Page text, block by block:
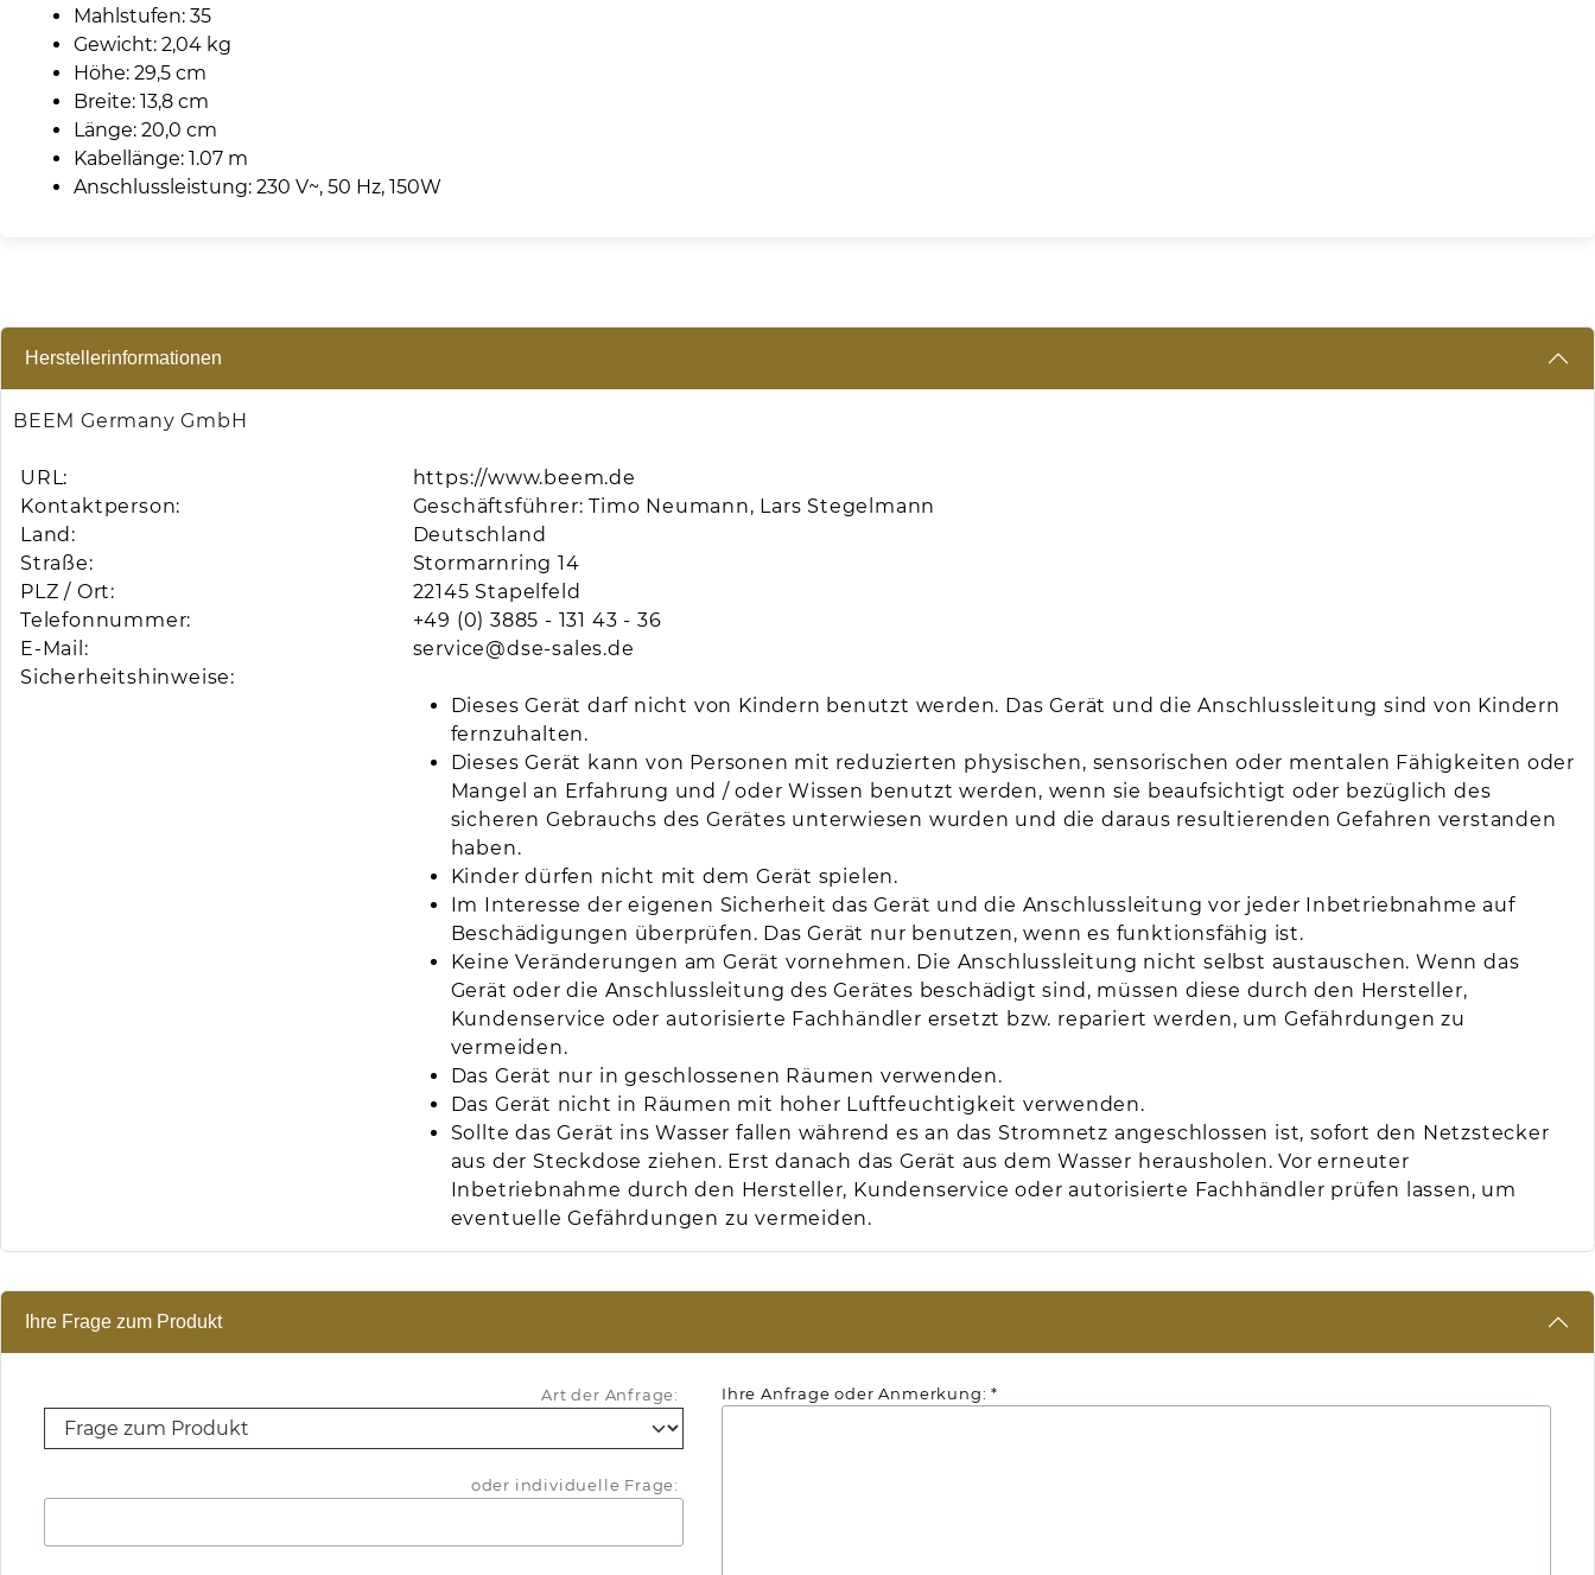
Mahlstufen: 35
Gewicht: 2,04 kg
Höhe: 29,5 cm
Breite: 13,8 cm
Länge: 20,0 cm
Kabellänge: 1.07 m
Anschlussleistung: 230 V~, 50 Hz, 150W
Herstellerinformationen
BEEM Germany GmbH
URL:
https://www.beem.de
Kontaktperson:
Geschäftsführer: Timo Neumann, Lars Stegelmann
Land:
Deutschland
Straße:
Stormarnring 14
PLZ / Ort:
22145 Stapelfeld
Telefonnummer:
+49 (0) 3885 - 131 43 - 36
E-Mail:
service@dse-sales.de
Sicherheitshinweise:
Dieses Gerät darf nicht von Kindern benutzt werden. Das Gerät und die Anschlussleitung sind von Kindern
fernzuhalten.
Dieses Gerät kann von Personen mit reduzierten physischen, sensorischen oder mentalen Fähigkeiten oder
Mangel an Erfahrung und / oder Wissen benutzt werden, wenn sie beaufsichtigt oder bezüglich des
sicheren Gebrauchs des Gerätes unterwiesen wurden und die daraus resultierenden Gefahren verstanden
haben.
Kinder dürfen nicht mit dem Gerät spielen.
Im Interesse der eigenen Sicherheit das Gerät und die Anschlussleitung vor jeder Inbetriebnahme auf
Beschädigungen überprüfen. Das Gerät nur benutzen, wenn es funktionsfähig ist.
Keine Veränderungen am Gerät vornehmen. Die Anschlussleitung nicht selbst austauschen. Wenn das
Gerät oder die Anschlussleitung des Gerätes beschädigt sind, müssen diese durch den Hersteller,
Kundenservice oder autorisierte Fachhändler ersetzt bzw. repariert werden, um Gefährdungen zu
vermeiden.
Das Gerät nur in geschlossenen Räumen verwenden.
Das Gerät nicht in Räumen mit hoher Luftfeuchtigkeit verwenden.
Sollte das Gerät ins Wasser fallen während es an das Stromnetz angeschlossen ist, sofort den Netzstecker
aus der Steckdose ziehen. Erst danach das Gerät aus dem Wasser herausholen. Vor erneuter
Inbetriebnahme durch den Hersteller, Kundenservice oder autorisierte Fachhändler prüfen lassen, um
eventuelle Gefährdungen zu vermeiden.
Ihre Frage zum Produkt
Art der Anfrage:
oder individuelle Frage:
Ihre Anfrage oder Anmerkung: *